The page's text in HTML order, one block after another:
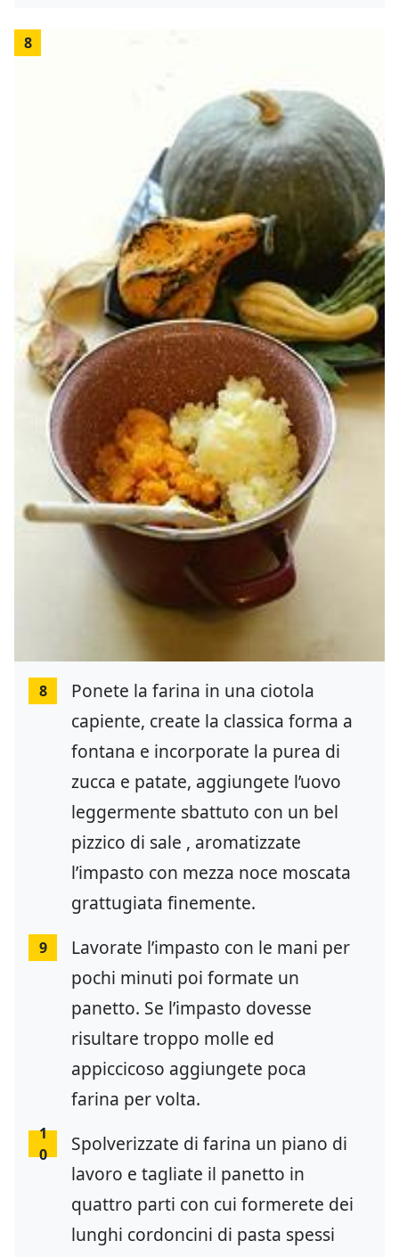
8
8
Ponete la farina in una ciotola
capiente, create la classica forma a
fontana e incorporate la purea di
zucca e patate, aggiungete l’uovo
leggermente sbattuto con un bel
pizzico di sale , aromatizzate
l’impasto con mezza noce moscata
grattugiata finemente.
9
Lavorate l’impasto con le mani per
pochi minuti poi formate un
panetto. Se l’impasto dovesse
risultare troppo molle ed
appiccicoso aggiungete poca
farina per volta.
1
0
Spolverizzate di farina un piano di
lavoro e tagliate il panetto in
quattro parti con cui formerete dei
lunghi cordoncini di pasta spessi